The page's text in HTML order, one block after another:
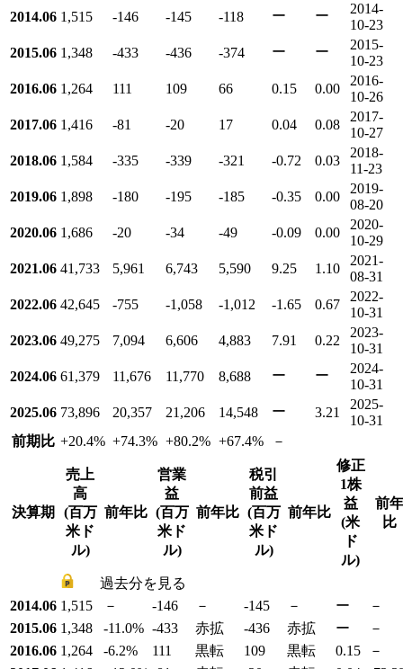
2014.06 1,515 -146 -145 -118 ー ー
2014-
10-23
2015.06 1,348 -433 -436 -374 ー ー
2015-
10-23
2016.06 1,264 111 109 66 0.15 0.00
2016-
10-26
2017.06 1,416 -81 -20 17 0.04 0.08
2017-
10-27
2018.06 1,584 -335 -339 -321 -0.72 0.03
2018-
11-23
2019.06 1,898 -180 -195 -185 -0.35 0.00
2019-
08-20
2020.06 1,686 -20 -34 -49 -0.09 0.00
2020-
10-29
2021.06 41,733 5,961 6,743 5,590 9.25 1.10
2021-
08-31
2022.06 42,645 -755 -1,058 -1,012 -1.65 0.67
2022-
10-31
2023.06 49,275 7,094 6,606 4,883 7.91 0.22
2023-
10-31
2024.06 61,379 11,676 11,770 8,688 ー ー
2024-
10-31
2025.06 73,896 20,357 21,206 14,548 ー 3.21
2025-
10-31
前期比 +20.4% +74.3% +80.2% +67.4% －
決算期
売上
高
(百万
米ド
ル)
前年比
営業
益
(百万
米ド
ル)
前年比
税引
前益
(百万
米ド
ル)
前年比
修正
1株
益
(米
ド
ル)
前年
比
過去分を見る
2014.06 1,515 － -146 － -145 － ー
－
2015.06 1,348 -11.0% -433 赤拡 -436 赤拡 ー
－
2016.06 1,264 -6.2% 111 黒転 109 黒転 0.15
－